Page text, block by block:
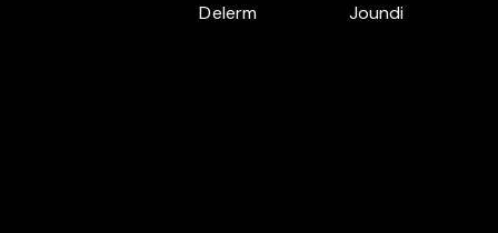
Delerm
Joundi